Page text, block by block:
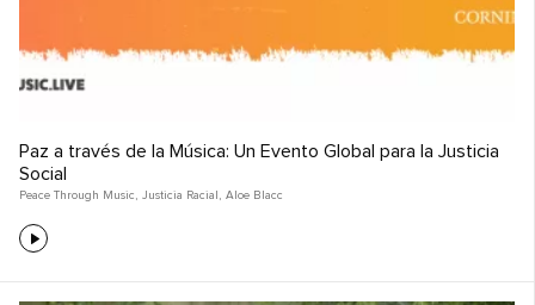
Paz a través de la Música: Un Evento Global para la Justicia
Social
Peace Through Music , Justicia Racial , Aloe Blacc